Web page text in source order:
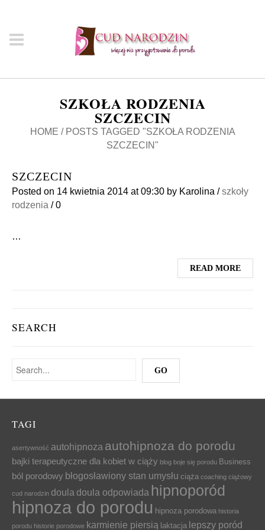
SZKOŁA RODZENIA
SZCZECIN
HOME / POSTS TAGGED "SZKOŁA RODZENIA
SZCZECIN"
SZCZECIN
Posted on 14 kwietnia 2014 at 09:30 by Karolina /szkoły
rodzenia /0
…
READ MORE
SEARCH
TAGI
asertywność autohipnoza autohipnoza do porodu
bajki terapeutyczne dla kobiet w ciąży blog boje się porodu Business
ból porodowy błogosławiony stan umysłu ciąża coaching ciążowy
cud narodzin doula doula odpowiada hipnoporód
hipnoza do porodu hipnoza porodowa historia
porodu historie porodowe karmienie piersią laktacja lepszy poród